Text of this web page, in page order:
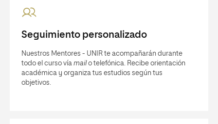
Seguimiento personalizado
Nuestros Mentores - UNIR te acompañarán durante
todo el curso vía mail o telefónica. Recibe orientación
académica y organiza tus estudios según tus
objetivos.